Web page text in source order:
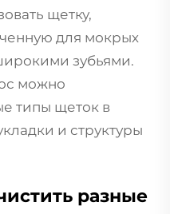
щетку,
для мокрых
зубьями.
можно
типы щеток в
и структуры
разные